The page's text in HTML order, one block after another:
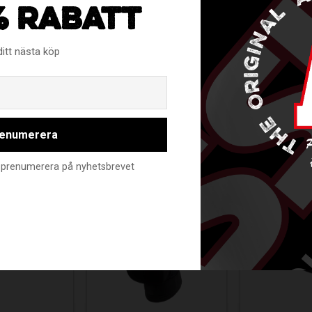
RELATERADE PRODUKTER
RABATT
nästa köp
på nyhetsbrevet